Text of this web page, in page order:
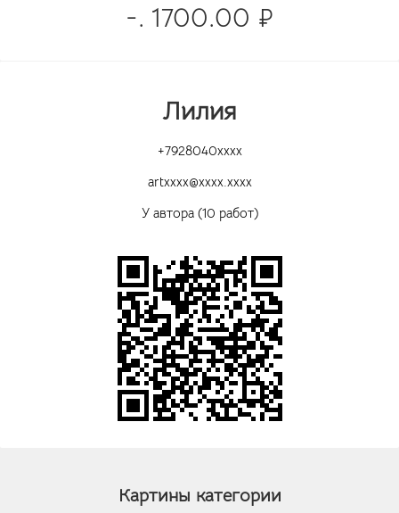
-. 1700.00 ₽
Лилия
+7928040xxxx
artxxxx@xxxx.xxxx
У автора (10 работ)
Картины категории